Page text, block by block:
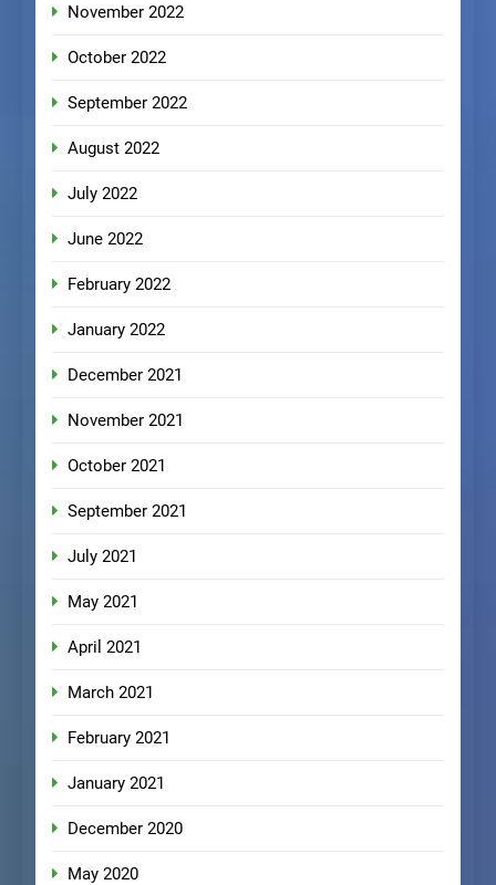
November 2022
October 2022
September 2022
August 2022
July 2022
June 2022
February 2022
January 2022
December 2021
November 2021
October 2021
September 2021
July 2021
May 2021
April 2021
March 2021
February 2021
January 2021
December 2020
May 2020